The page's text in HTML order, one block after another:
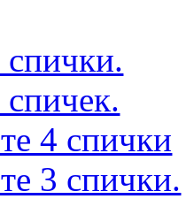
4 спички
3 спички.